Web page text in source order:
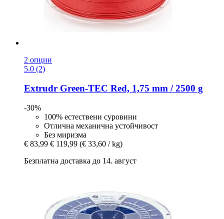
2 опции
5.0 (2)
Extrudr Green-​TEC Red, 1,75 mm / 2500 g
-30%
100% естествени суровини
Отлична механична устойчивост
Без миризма
€ 83,99 € 119,99 (€ 33,60 / kg)
Безплатна доставка до 14. август